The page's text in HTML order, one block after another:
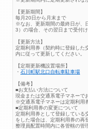
【更新期間】
毎月20日から月末まで
※なお、更新期間の最終日が、
3）の場合、その翌日まで受付
【更新方法】
定期利用券（契約時に登録した
内に従って更新してください。
【定期更新機設置場所】
・ 石川町駅北口自転車駐車場
【備考】
■お支払い方法について
現金または交通系電子マネーで
※交通系電子マネーは定期利用
■定期利用券の変更について
定期利用券として登録している
をした場合は、定期利用券の再
整理員配置時間内に各管轄の管